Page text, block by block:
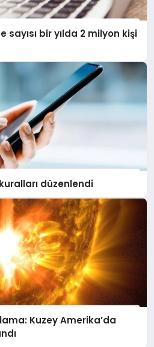
sayısı bir yılda 2 milyon kişi
düzenlendi
Kuzey Amerika’da